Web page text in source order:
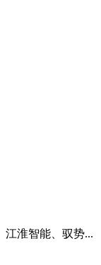
江淮智能、驭势...